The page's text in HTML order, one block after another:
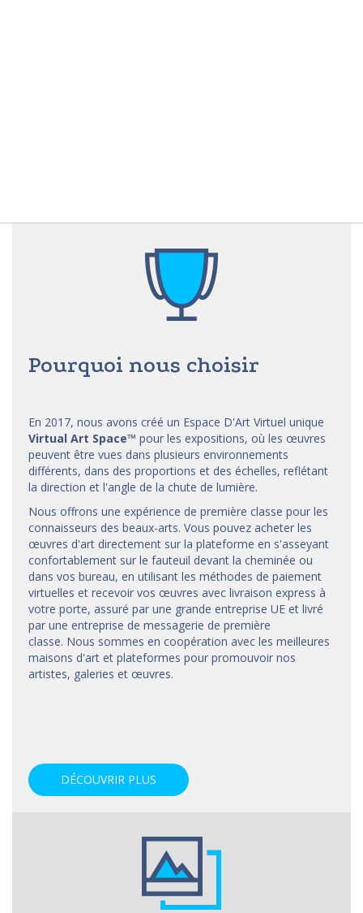
Pourquoi nous choisir
En 2017, nous avons créé un Espace D'Art Virtuel unique
Virtual Art Space™ pour les expositions, où les œuvres
peuvent être vues dans plusieurs environnements
différents, dans des proportions et des échelles, reflétant
la direction et l'angle de la chute de lumière.
Nous offrons une expérience de première classe pour les
connaisseurs des beaux-arts. Vous pouvez acheter les
œuvres d'art directement sur la plateforme en s'asseyant
confortablement sur le fauteuil devant la cheminée ou
dans vos bureau, en utilisant les méthodes de paiement
virtuelles et recevoir vos œuvres avec livraison express à
votre porte, assuré par une grande entreprise UE et livré
par une entreprise de messagerie de première
classe. Nous sommes en coopération avec les meilleures
maisons d'art et plateformes pour promouvoir nos
artistes, galeries et œuvres.
DÉCOUVRIR PLUS